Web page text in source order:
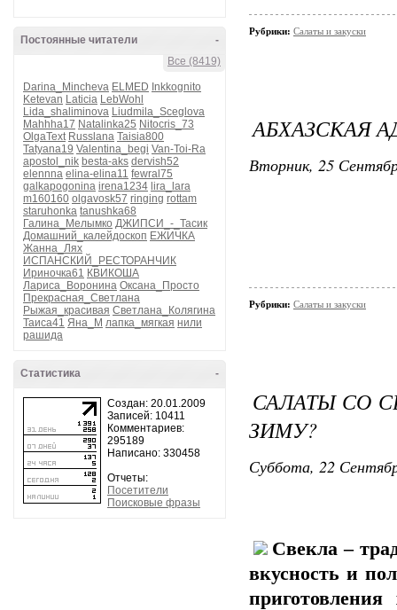
-
Постоянные читатели
Все (8419)
Darina_Mincheva ELMED Inkkognito
Ketevan Laticia LebWohl
Lida_shaliminova Liudmila_Sceglova
Mahhha17 Natalinka25 Nitocris_73
OlgaText Russlana Taisia800
Tatyana19 Valentina_begi Van-Toi-Ra
apostol_nik besta-aks dervish52
elennna elina-elina11 fewral75
galkapogonina irena1234 lira_lara
m160160 olgavosk57 ringing rottam
staruhonka tanushka68
Галина_Мелымко ДЖИПСИ_-_Тасик
Домашний_калейдоскоп ЕЖИЧКА
Жанна_Лях
ИСПАНСКИЙ_РЕСТОРАНЧИК
Ириночка61 КВИКОША
Лариса_Воронина Оксана_Просто
Прекрасная_Светлана
Рыжая_красивая Светлана_Колягина
Таиса41 Яна_М лапка_мягкая нили
рашида
-
Статистика
Создан: 20.01.2009
Записей: 10411
Комментариев:
295189
Написано: 330458
Отчеты:
Посетители
Поисковые фразы
Рубрики: Салаты и закуски
АБХАЗСКАЯ
Вторник, 25
Рубрики: Салаты и закуски
САЛАТЫ СО
ЗИМУ?
Суббота, 22
Свекла –
вкусность и